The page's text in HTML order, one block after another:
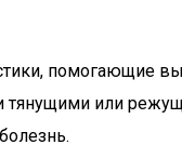
помогающие
или